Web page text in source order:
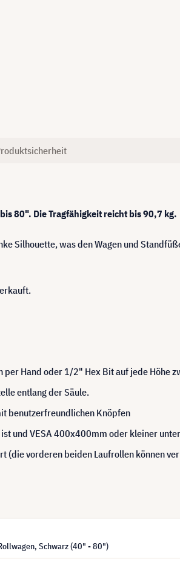
80". Die Tragfähigkeit reicht bis 90,7 kg.
Silhouette, was den Wagen und
Hand oder 1/2" Hex Bit auf jede Höhe
entlang der Säule.
benutzerfreundlichen Knöpfen
und VESA 400x400mm oder kleiner
(die vorderen beiden Laufrollen können
Schwarz (40" - 80")